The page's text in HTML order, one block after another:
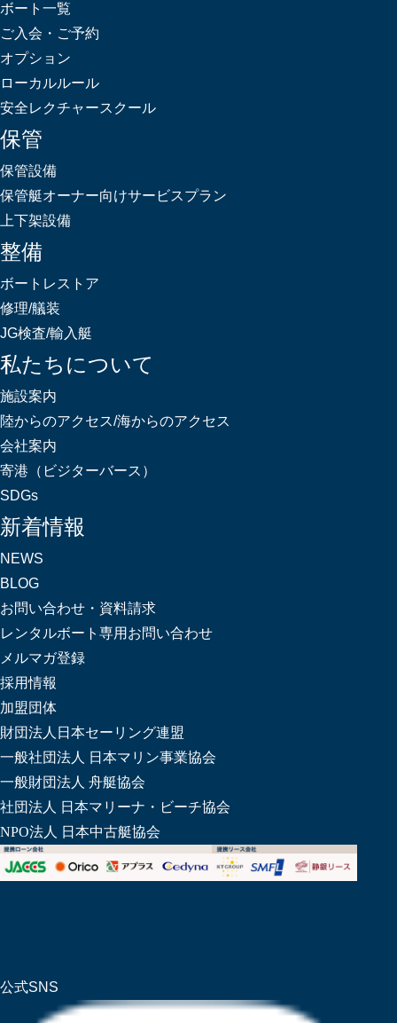
ボート一覧
ご入会・ご予約
オプション
ローカルルール
安全レクチャースクール
保管
保管設備
保管艇オーナー向けサービスプラン
上下架設備
整備
ボートレストア
修理/艤装
JG検査/輸入艇
私たちについて
施設案内
陸からのアクセス/海からのアクセス
会社案内
寄港（ビジターバース）
SDGs
新着情報
NEWS
BLOG
お問い合わせ・資料請求
レンタルボート専用お問い合わせ
メルマガ登録
採用情報
加盟団体
財団法人日本セーリング連盟
一般社団法人 日本マリン事業協会
一般財団法人 舟艇協会
社団法人 日本マリーナ・ビーチ協会
NPO法人 日本中古艇協会
公式SNS